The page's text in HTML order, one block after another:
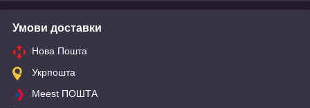
Умови доставки
Нова Пошта
Укрпошта
Meest ПОШТА